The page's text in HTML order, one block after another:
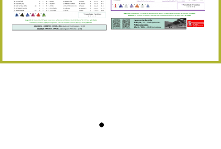
Abuztaren 12a / 12 de
15/08 17:05 Abuztuaren 15a / 15 de
30/08 17:30 Abuztuaren 30a / 30 de
13/09 17:30